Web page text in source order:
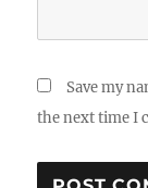
Save my
the next time I